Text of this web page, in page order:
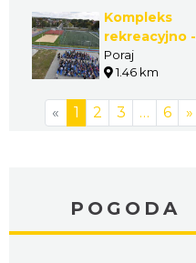
Kompleks
rekreacyjno -
sportowo -
kulturalny w
Poraj
1.46 km
« 1 2 3 … 6 »
POGODA